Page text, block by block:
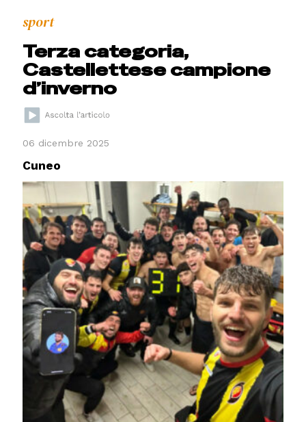
sport
Terza categoria,
Castellettese campione
d’inverno
06 dicembre 2025
Cuneo